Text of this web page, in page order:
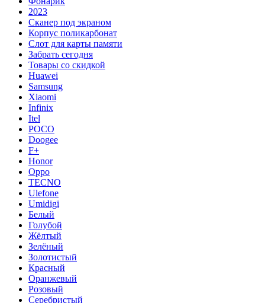
2023
Сканер под экраном
Корпус поликарбонат
Слот для карты памяти
Забрать сегодня
Товары со скидкой
Huawei
Samsung
Xiaomi
Infinix
Itel
POCO
Doogee
F+
Honor
Oppo
TECNO
Ulefone
Umidigi
Белый
Голубой
Жёлтый
Зелёный
Золотистый
Красный
Оранжевый
Розовый
Серебристый